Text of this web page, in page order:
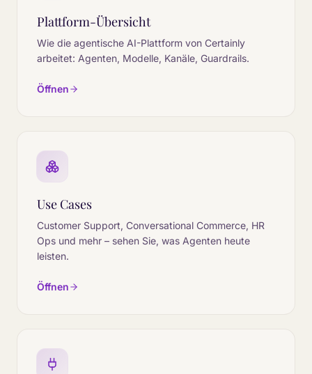
Plattform-Übersicht
Wie die agentische AI-Plattform von Certainly
arbeitet: Agenten, Modelle, Kanäle, Guardrails.
Öffnen
Use Cases
Customer Support, Conversational Commerce, HR
Ops und mehr – sehen Sie, was Agenten heute
leisten.
Öffnen